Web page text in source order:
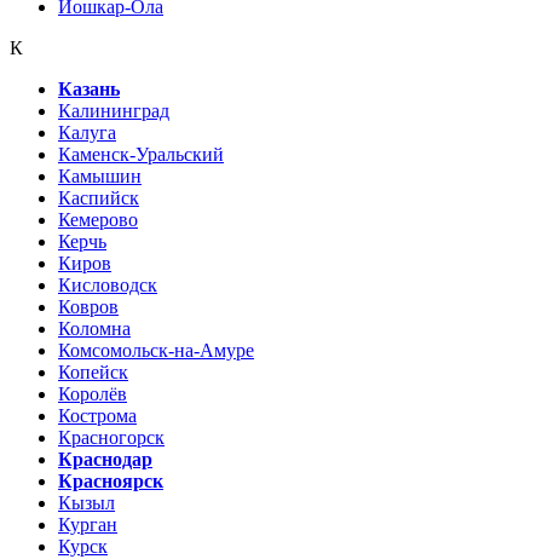
Йошкар-Ола
К
Казань
Калининград
Калуга
Каменск-Уральский
Камышин
Каспийск
Кемерово
Керчь
Киров
Кисловодск
Ковров
Коломна
Комсомольск-на-Амуре
Копейск
Королёв
Кострома
Красногорск
Краснодар
Красноярск
Кызыл
Курган
Курск